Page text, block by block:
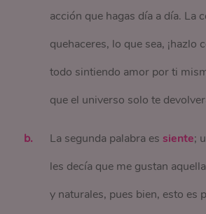
acción que hagas día a día. La
quehaceres, lo que sea, ¡hazlo
todo sintiendo amor por ti
que el universo solo te
La segunda palabra essiente;
les decía que me gustan
y naturales, pues bien, esto es